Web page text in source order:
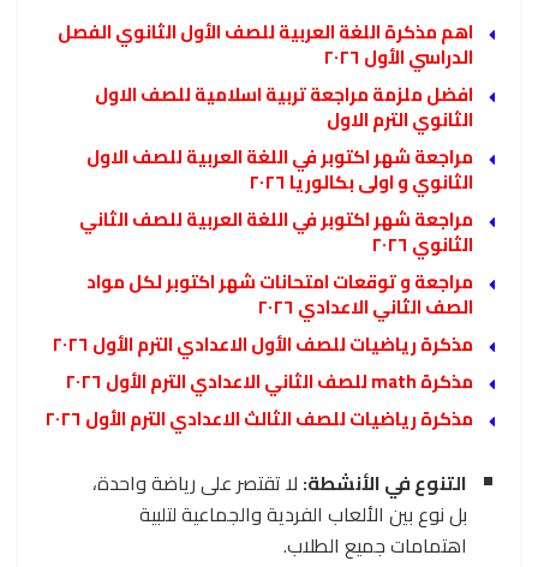
اهم مذكرة اللغة العربية للصف الأول الثانوي الفصل
الدراسي الأول ٢٠٢٦
افضل ملزمة مراجعة تربية اسلامية للصف الاول
الثانوي الترم الاول
مراجعة شهر اكتوبر في اللغة العربية للصف الاول
الثانوي و اولى بكالوريا ٢٠٢٦
مراجعة شهر اكتوبر في اللغة العربية للصف الثاني
الثانوي ٢٠٢٦
مراجعة و توقعات امتحانات شهر اكتوبر لكل مواد
الصف الثاني الاعدادي ٢٠٢٦
مذكرة رياضيات للصف الأول الاعدادي الترم الأول ٢٠٢٦
مذكرة math للصف الثاني الاعدادي الترم الأول ٢٠٢٦
مذكرة رياضيات للصف الثالث الاعدادي الترم الأول ٢٠٢٦
التنوع في الأنشطة: لا تقتصر على رياضة واحدة،
بل نوع بين الألعاب الفردية والجماعية لتلبية
اهتمامات جميع الطلاب.